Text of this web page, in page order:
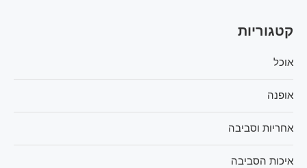
קטגוריות
אוכל
אופנה
אחריות וסביבה
איכות הסביבה